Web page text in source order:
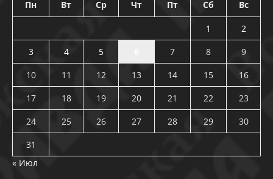
Пн Вт Ср Чт Пт Сб Вс
1
2
3
4 5 7 8
9
10
11 12 13 14 15
16
17
18 19 20 21 22
23
24
25 26 27 28 29
30
31
« Июл